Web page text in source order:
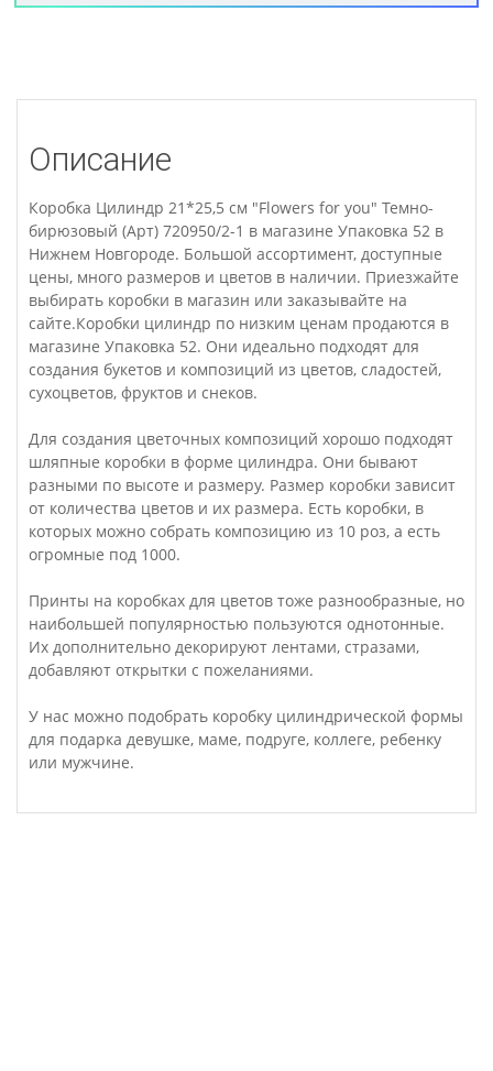
Описание
Коробка Цилиндр 21*25,5 см "Flowers for you" Темно-
бирюзовый (Арт) 720950/2-1 в магазине Упаковка 52 в
Нижнем Новгороде. Большой ассортимент, доступные
цены, много размеров и цветов в наличии. Приезжайте
выбирать коробки в магазин или заказывайте на
сайте.Коробки цилиндр по низким ценам продаются в
магазине Упаковка 52. Они идеально подходят для
создания букетов и композиций из цветов, сладостей,
сухоцветов, фруктов и снеков.
Для создания цветочных композиций хорошо подходят
шляпные коробки в форме цилиндра. Они бывают
разными по высоте и размеру. Размер коробки зависит
от количества цветов и их размера. Есть коробки, в
которых можно собрать композицию из 10 роз, а есть
огромные под 1000.
Принты на коробках для цветов тоже разнообразные, но
наибольшей популярностью пользуются однотонные.
Их дополнительно декорируют лентами, стразами,
добавляют открытки с пожеланиями.
У нас можно подобрать коробку цилиндрической формы
для подарка девушке, маме, подруге, коллеге, ребенку
или мужчине.